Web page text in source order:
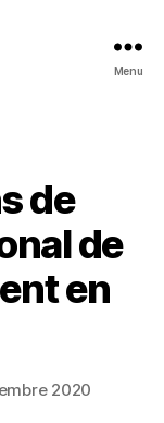
Menu
de
de
en
2020